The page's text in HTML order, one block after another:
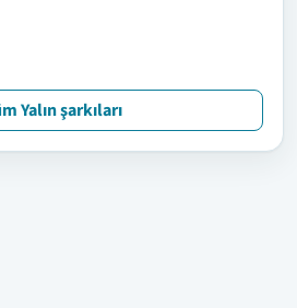
Yalın şarkıları